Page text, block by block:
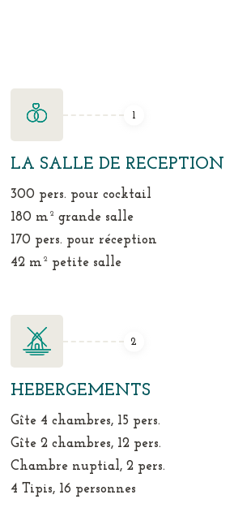
1
LA SALLE DE RECEPTION
300 pers. pour cocktail
180 m² grande salle
170 pers. pour réception
42 m² petite salle
2
HEBERGEMENTS
Gîte 4 chambres, 15 pers.
Gîte 2 chambres, 12 pers.
Chambre nuptial, 2 pers.
4 Tipis, 16 personnes